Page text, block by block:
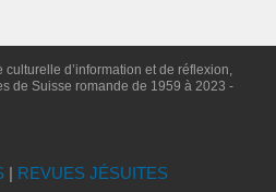
d’information et de réflexion,
de Suisse romande de 1959 à 2023 -
| REVUES JÉSUITES